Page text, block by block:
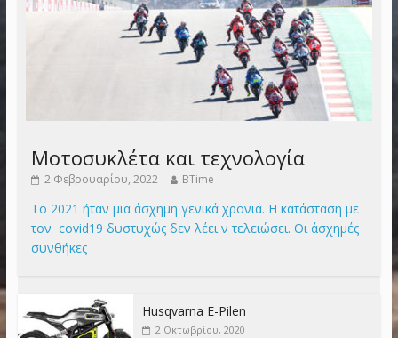
Μοτοσυκλέτα και τεχνολογία
2 Φεβρουαρίου, 2022 BTime
Το 2021 ήταν μια άσχημη γενικά χρονιά. Η κατάσταση με
τον covid19 δυστυχώς δεν λέει ν τελειώσει. Οι άσχημές
συνθήκες
Husqvarna E-Pilen
2 Οκτωβρίου, 2020